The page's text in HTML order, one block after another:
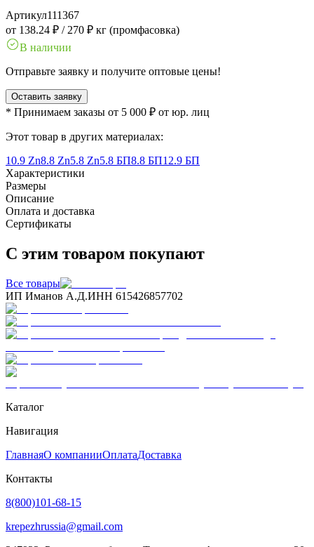
Артикул111367
от 138.24 ₽ / 270 ₽ кг (промфасовка)
В наличии
Отправьте заявку и получите оптовые цены!
Оставить заявку
* Принимаем заказы от 5 000 ₽ от юр. лиц
Этот товар в других материалах:
10.9 Zn8.8 Zn5.8 Zn5.8 БП8.8 БП12.9 БП
Характеристики
Размеры
Описание
Оплата и доставка
Сертификаты
С этим товаром покупают
Все товары
ИП Иманов А.Д.ИНН 615426857702
Каталог
Навигация
ГлавнаяО компанииОплатаДоставка
Контакты
8(800)101-68-15
krepezhrussia@gmail.com